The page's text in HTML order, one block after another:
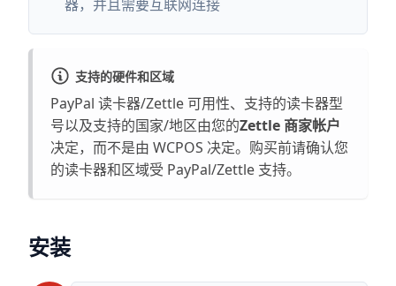
器，并且需要互联网连接
支持的硬件和区域
PayPal 读卡器/Zettle 可用性、支持的读卡器型
号以及支持的国家/地区由您的Zettle 商家帐户
决定，而不是由 WCPOS 决定。购买前请确认您
的读卡器和区域受 PayPal/Zettle 支持。
安装